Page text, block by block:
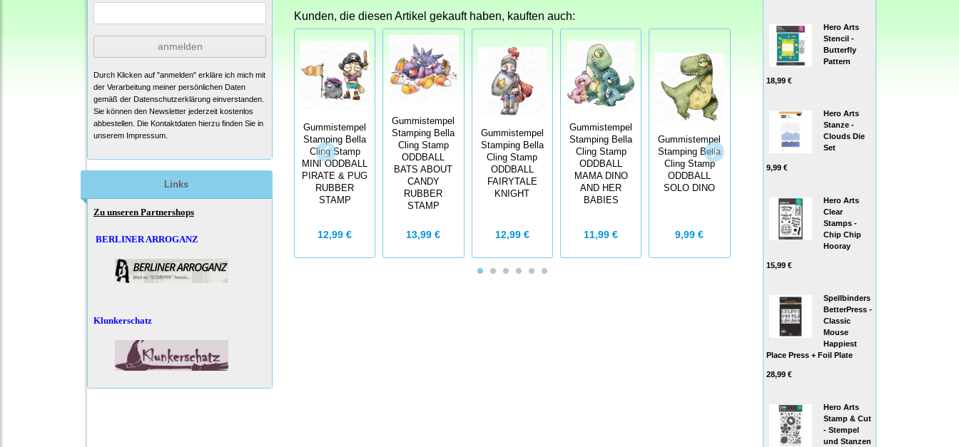
anmelden
Durch Klicken auf "anmelden" erkläre ich mich mit
der Verarbeitung meiner persönlichen Daten
gemäß der Datenschutzerklärung einverstanden.
Sie können den Newsletter jederzeit kostenlos
abbestellen. Die Kontaktdaten hierzu finden Sie in
unserem Impressum.
Links
Zu unseren Partnershops
BERLINER ARROGANZ
Klunkerschatz
Kunden, die diesen Artikel gekauft haben, kauften auch:
Gummistempel
Stamping Bella
Cling Stamp
MINI ODDBALL
PIRATE & PUG
RUBBER
STAMP
12,99 €
Gummistempel
Stamping Bella
Cling Stamp
ODDBALL
BATS ABOUT
CANDY
RUBBER
STAMP
13,99 €
Gummistempel
Stamping Bella
Cling Stamp
ODDBALL
FAIRYTALE
KNIGHT
12,99 €
Gummistempel
Stamping Bella
Cling Stamp
ODDBALL
MAMA DINO
AND HER
BABIES
11,99 €
Gummistempel
Stamping Bella
Cling Stamp
ODDBALL
SOLO DINO
9,99 €
Gummistempel
Stamping Bella
Cling Stamp
14,99 €
Gummistempel
18,99 €
Hero Arts
Stencil -
Butterfly
Pattern
18,99 €
Hero Arts
Stanze -
Clouds Die
Set
9,99 €
Hero Arts
Clear
Stamps -
Chip Chip
Hooray
15,99 €
Spellbinders
BetterPress -
Classic
Mouse
Happiest
Place Press + Foil Plate
28,99 €
Hero Arts
Stamp & Cut
- Stempel
und Stanzen